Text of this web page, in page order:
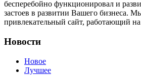
бесперебойно функционировал и
застоев в развитии Вашего бизнеса.
привлекательный сайт, работающий
Новости
Новое
Лучшее